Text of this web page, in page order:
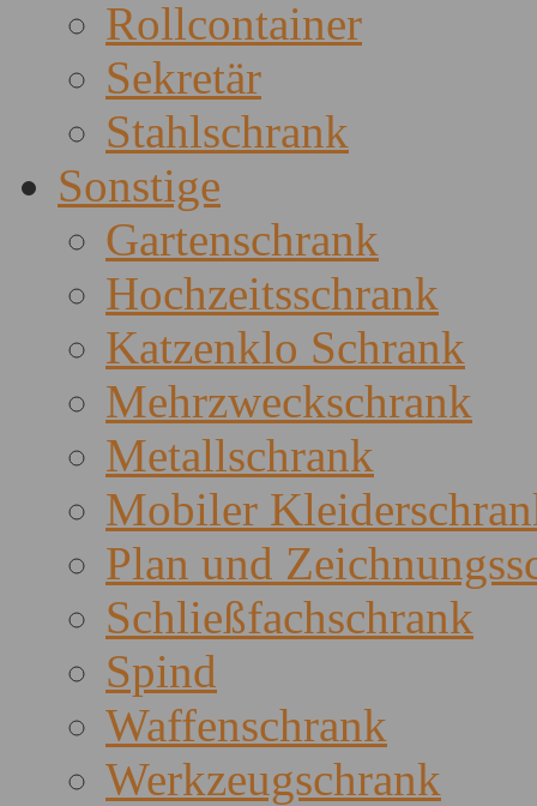
Rollcontainer
Sekretär
Stahlschrank
Sonstige
Gartenschrank
Hochzeitsschrank
Katzenklo Schrank
Mehrzweckschrank
Metallschrank
Mobiler
Plan und
Schließfachschrank
Spind
Waffenschrank
Werkzeugschrank